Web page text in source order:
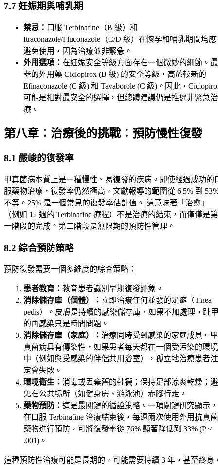
7.7 妊娠期與哺乳期
禁忌： 口服 Terbinafine（B 級）和
Itraconazole/Fluconazole（C/D 級）在懷孕和哺乳期間均應
避免使用，因為治療並非緊急。
外用選項： 在妊娠安全等級方面存在一個微妙的細節。最
老的外用藥 Ciclopirox (B 級) 的安全等級，高於較新的
Efinaconazole (C 級) 和 Tavaborole (C 級)。因此，
可能是相對最安全的選擇，但總體建議仍是推遲非緊急治
療。
第八章：治療後的挑戰：預防慢性復發
8.1 嚴峻的復發率
甲真菌病本質上是一種慢性、易復發的疾病。即使經過成功的
服藥物治療，復發率仍然極高，文獻報導的範圍從 6.5% 到
不等。25% 是一個常見的復發率估計值。 這意味著「治愈」
（例如 12 週的 Terbinafine 療程）不是治療的結束，而僅僅是第
一階段的完成。第二階段是無限期的預防性管理。
8.2 綜合預防策略
預防復發需要一個多維度的綜合策略：
患者教育： 教育患者識別早期復發跡象。
消除儲存庫（個體）： 立即治療任何並發的足癬（Tinea
pedis）。皮膚是持續的感染儲存庫，如果不加處理，趾甲
的再感染只是時間問題。
消除儲存庫（家庭）： 治療同時受到感染的家庭成員。甲
真菌病具有傳染性，如果患者每天都在一個受污染的環境
中（例如與受感染的伴侶共用浴室），孤立地治療患者注
定會失敗。
環境衛生： 消毒或丟棄舊的鞋襪；保持足部涼爽乾燥；避
免在公共場所（如健身房、游泳池）赤腳行走。
藥物預防： 這是最關鍵的循證策略。一項關鍵研究顯示，
在口服 Terbinafine 治療結束後，每週兩次使用外用抗真菌
藥物進行預防，可將復發率從 76% 顯著降低到 33% (P <
.001)。
這種預防性治療可能是長期的，可能需要持續 3 年，甚至終身